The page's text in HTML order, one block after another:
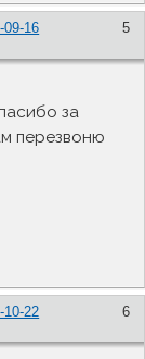
5
09-16
за
перезвоню
6
10-22